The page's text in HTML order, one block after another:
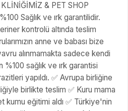
& PET SHOP
Sağlık ve ırk garantilidir.
kontrolü altında teslim
anne ve babası bize
alınmamakta sadece kendi
%100 sağlık ve ırk garantisi
yapıldı. ✅ Avrupa birliğine
birlikte teslim ✅ Kuru mama
kumu eğitimi aldı ✅ Türkiye'nin